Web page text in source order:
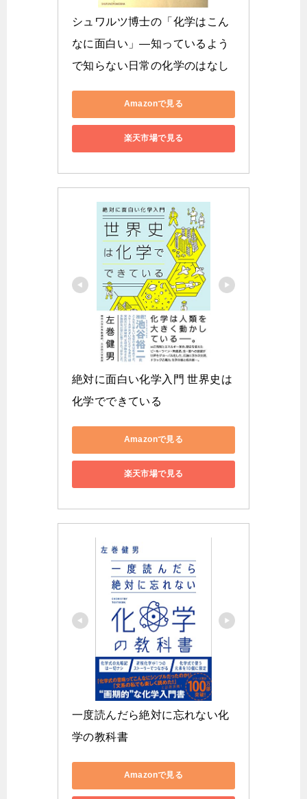
シュワルツ博士の「化学はこん
なに面白い」―知っているよう
で知らない日常の化学のはなし
Amazonで見る
楽天市場で見る
絶対に面白い化学入門 世界史は
化学でできている
Amazonで見る
楽天市場で見る
一度読んだら絶対に忘れない化
学の教科書
Amazonで見る